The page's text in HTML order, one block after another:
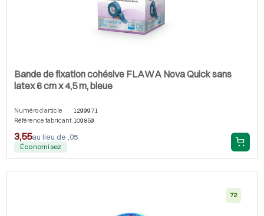
Bande de fixation cohésive FLAWA Nova Quick sans
latex 6 cm x 4,5 m, bleue
Numéro d'article
1299971
Référence fabricant 109859
3,55au lieu de ,05
Économisez
72